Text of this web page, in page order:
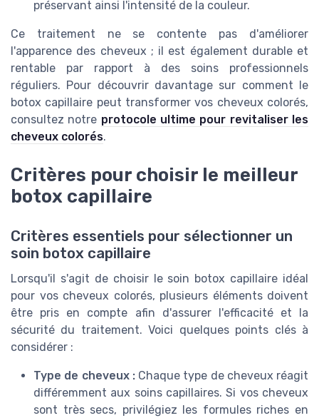
préservant ainsi l'intensité de la couleur.
Ce traitement ne se contente pas d'améliorer
l'apparence des cheveux ; il est également durable et
rentable par rapport à des soins professionnels
réguliers. Pour découvrir davantage sur comment le
botox capillaire peut transformer vos cheveux colorés,
consultez notre protocole ultime pour revitaliser les
cheveux colorés.
Critères pour choisir le meilleur
botox capillaire
Critères essentiels pour sélectionner un
soin botox capillaire
Lorsqu'il s'agit de choisir le soin botox capillaire idéal
pour vos cheveux colorés, plusieurs éléments doivent
être pris en compte afin d'assurer l'efficacité et la
sécurité du traitement. Voici quelques points clés à
considérer :
Type de cheveux :Chaque type de cheveux réagit
différemment aux soins capillaires. Si vos cheveux
sont très secs, privilégiez les formules riches en